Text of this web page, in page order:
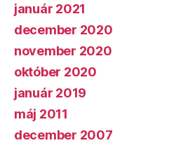
január 2021
december 2020
november 2020
október 2020
január 2019
máj 2011
december 2007